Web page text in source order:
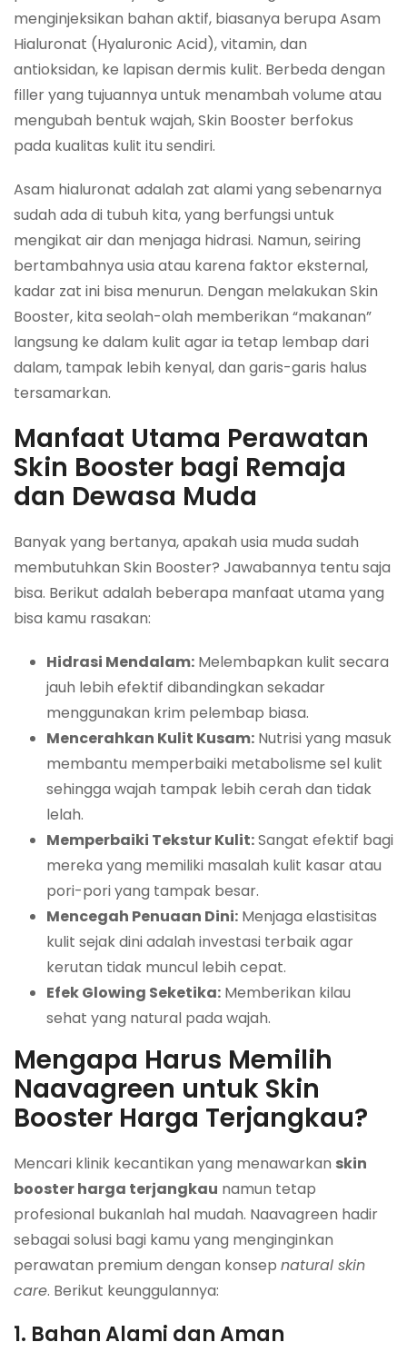
menginjeksikan bahan aktif, biasanya berupa Asam
Hialuronat (Hyaluronic Acid), vitamin, dan
antioksidan, ke lapisan dermis kulit. Berbeda dengan
filler yang tujuannya untuk menambah volume atau
mengubah bentuk wajah, Skin Booster berfokus
pada kualitas kulit itu sendiri.
Asam hialuronat adalah zat alami yang sebenarnya
sudah ada di tubuh kita, yang berfungsi untuk
mengikat air dan menjaga hidrasi. Namun, seiring
bertambahnya usia atau karena faktor eksternal,
kadar zat ini bisa menurun. Dengan melakukan Skin
Booster, kita seolah-olah memberikan “makanan”
langsung ke dalam kulit agar ia tetap lembap dari
dalam, tampak lebih kenyal, dan garis-garis halus
tersamarkan.
Manfaat Utama Perawatan
Skin Booster bagi Remaja
dan Dewasa Muda
Banyak yang bertanya, apakah usia muda sudah
membutuhkan Skin Booster? Jawabannya tentu saja
bisa. Berikut adalah beberapa manfaat utama yang
bisa kamu rasakan:
Hidrasi Mendalam: Melembapkan kulit secara
jauh lebih efektif dibandingkan sekadar
menggunakan krim pelembap biasa.
Mencerahkan Kulit Kusam: Nutrisi yang masuk
membantu memperbaiki metabolisme sel kulit
sehingga wajah tampak lebih cerah dan tidak
lelah.
Memperbaiki Tekstur Kulit:Sangat efektif bagi
mereka yang memiliki masalah kulit kasar atau
pori-pori yang tampak besar.
Mencegah Penuaan Dini: Menjaga elastisitas
kulit sejak dini adalah investasi terbaik agar
kerutan tidak muncul lebih cepat.
Efek Glowing Seketika: Memberikan kilau
sehat yang natural pada wajah.
Mengapa Harus Memilih
Naavagreen untuk Skin
Booster Harga Terjangkau?
Mencari klinik kecantikan yang menawarkan skin
booster harga terjangkau namun tetap
profesional bukanlah hal mudah. Naavagreen hadir
sebagai solusi bagi kamu yang menginginkan
perawatan premium dengan konsep natural skin
care. Berikut keunggulannya:
1. Bahan Alami dan Aman